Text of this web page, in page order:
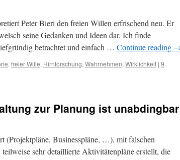
Peter Bieri den freien Willen erfrischend neu. Er
seine Gedanken und Ideen dar. Ich finde
betrachtet und einfach … Continue reading
, freier Wille, Hirnforschung, Wahrnehmen, Wirklichkeit | 9
zur Planung ist unabdingbar
(Projektpläne, Businesspläne, …), mit falschen
sehr detaillierte Aktivitätenpläne erstellt, die